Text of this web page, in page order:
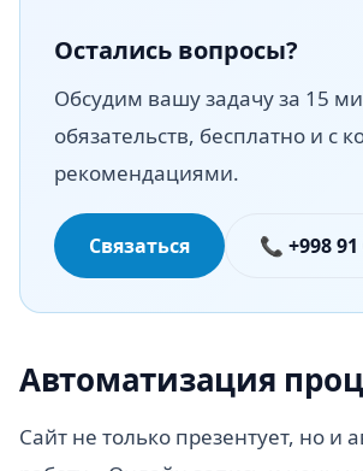
Остались вопросы?
Обсудим вашу задачу за 15
обязательств, бесплатно и с
рекомендациями.
Связаться 📞 +998 91
Автоматизация
Сайт не только презентует, но и